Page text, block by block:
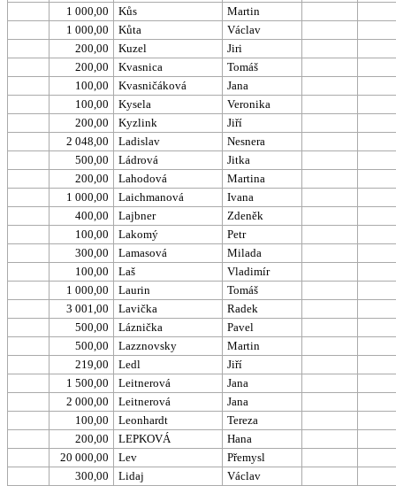
1 000,00
Kůs
Martin
1 000,00
Kůta
Václav
200,00
Kuzel
Jiri
200,00
Kvasnica
Tomáš
100,00
Kvasničáková
Jana
100,00
Kysela
Veronika
200,00
Kyzlink
Jiří
2 048,00
Ladislav
Nesnera
500,00
Ládrová
Jitka
200,00
Lahodová
Martina
1 000,00
Laichmanová
Ivana
400,00
Lajbner
Zdeněk
100,00
Lakomý
Petr
300,00
Lamasová
Milada
100,00
Laš
Vladimír
1 000,00
Laurin
Tomáš
3 001,00
Lavička
Radek
500,00
Láznička
Pavel
500,00
Lazznovsky
Martin
219,00
Ledl
Jiří
1 500,00
Leitnerová
Jana
2 000,00
Leitnerová
Jana
100,00
Leonhardt
Tereza
200,00
LEPKOVÁ
Hana
20 000,00
Lev
Přemysl
300,00
Lidaj
Václav